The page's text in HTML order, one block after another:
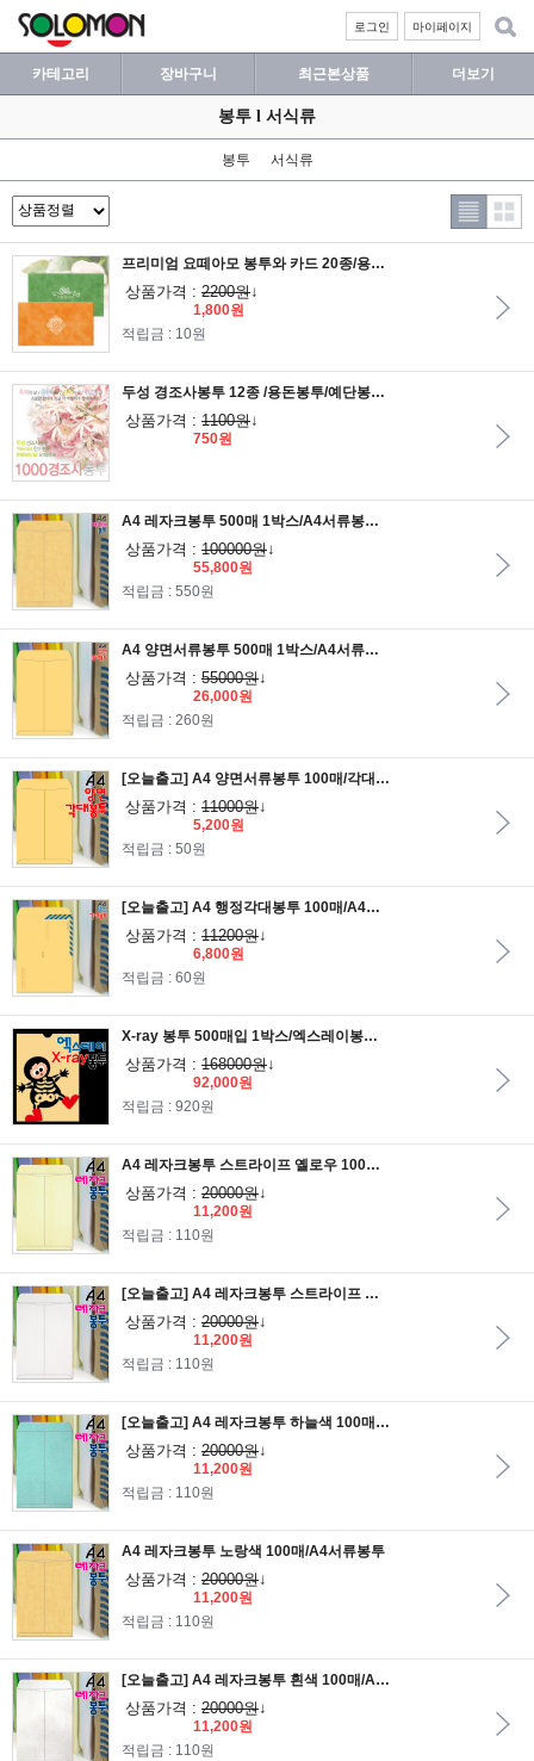
마이페이지
로그인
카테고리 장바구니 최근본상품 더보기
봉투 l 서식류
봉투 서식류
프리미엄 요떼아모 봉투와 카드 20종/용돈봉투/편지봉투/편지지/고급봉투
상품가격 : 2200원↓
1,800원
적립금 : 10원
두성 경조사봉투 12종 /용돈봉투/예단봉투/돈봉투/한지봉투/축의금봉투/새뱃돈봉투/상품권봉투
상품가격 : 1100원↓
750원
A4 레자크봉투 500매 1박스/A4서류봉투/대봉투/레쟈크봉투/서류봉투/각대봉투/칼라봉투/1호봉투/칼라봉투/대봉투
상품가격 : 100000원↓
55,800원
적립금 : 550원
A4 양면서류봉투 500매 1박스/A4서류봉투/각대봉투/행정봉투/1호봉투/종이봉투/황봉투/황토색봉투
상품가격 : 55000원↓
26,000원
적립금 : 260원
[오늘출고] A4 양면서류봉투 100매/각대봉투/A4서류봉투
상품가격 : 11000원↓
5,200원
적립금 : 50원
[오늘출고] A4 행정각대봉투 100매/A4서류봉투
상품가격 : 11200원↓
6,800원
적립금 : 60원
X-ray 봉투 500매입 1박스/엑스레이봉투/병원 공급용/액스레이봉투/서류봉투
상품가격 : 168000원↓
92,000원
적립금 : 920원
A4 레자크봉투 스트라이프 옐로우 100매/A4서류봉투
상품가격 : 20000원↓
11,200원
적립금 : 110원
[오늘출고] A4 레자크봉투 스트라이프 화이트 100매/A4서류봉투
상품가격 : 20000원↓
11,200원
적립금 : 110원
[오늘출고] A4 레자크봉투 하늘색 100매/A4서류봉투
상품가격 : 20000원↓
11,200원
적립금 : 110원
A4 레자크봉투 노랑색 100매/A4서류봉투
상품가격 : 20000원↓
11,200원
적립금 : 110원
[오늘출고] A4 레자크봉투 흰색 100매/A4서류봉투
상품가격 : 20000원↓
11,200원
적립금 : 110원